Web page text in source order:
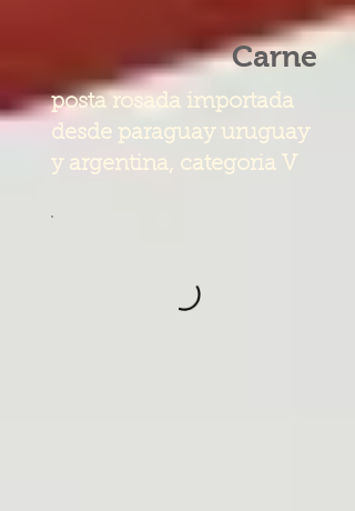
Carne
posta rosada importada
desde paraguay uruguay
y argentina, categoria V